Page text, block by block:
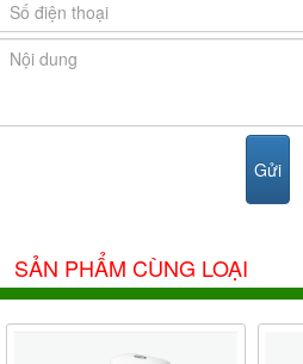
SẢN PHẨM CÙNG LOẠI